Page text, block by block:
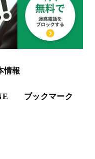
情報
ブックマーク